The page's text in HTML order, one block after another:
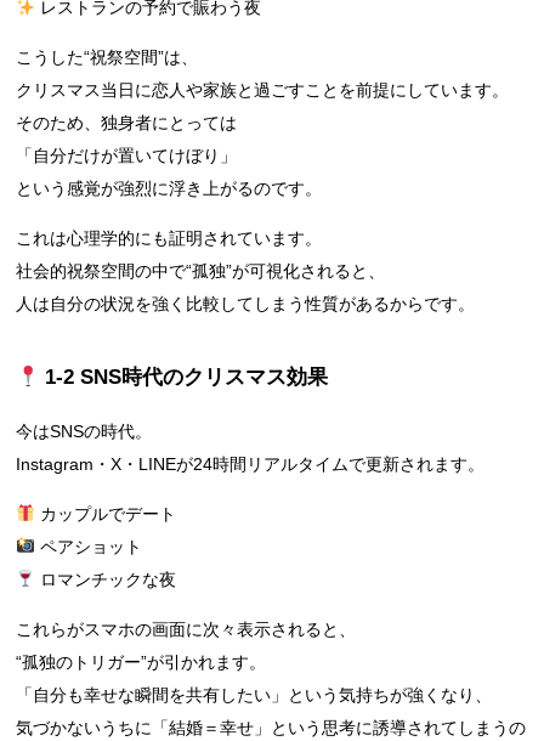
レストランの予約で賑わう夜
こうした“祝祭空間”は、
クリスマス当日に恋人や家族と過ごすことを前提にしています。
そのため、独身者にとっては
「自分だけが置いてけぼり」
という感覚が強烈に浮き上がるのです。
これは心理学的にも証明されています。
社会的祝祭空間の中で“孤独”が可視化されると、
人は自分の状況を強く比較してしまう性質があるからです。
1‑2 SNS時代のクリスマス効果
今はSNSの時代。
Instagram・X・LINEが24時間リアルタイムで更新されます。
カップルでデート
ペアショット
ロマンチックな夜
これらがスマホの画面に次々表示されると、
“孤独のトリガー”が引かれます。
「自分も幸せな瞬間を共有したい」という気持ちが強くなり、
気づかないうちに「結婚＝幸せ」という思考に誘導されてしまうの